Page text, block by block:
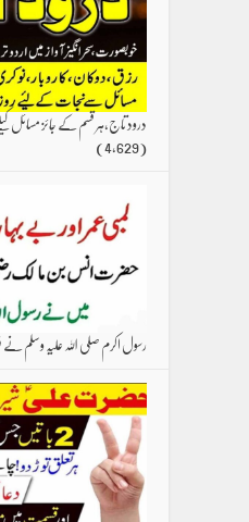
درود تاج،ہر قسم کے جائز مسائل
(4,629)
رسول اکرم صلی اللہ علیہ وسلم نے